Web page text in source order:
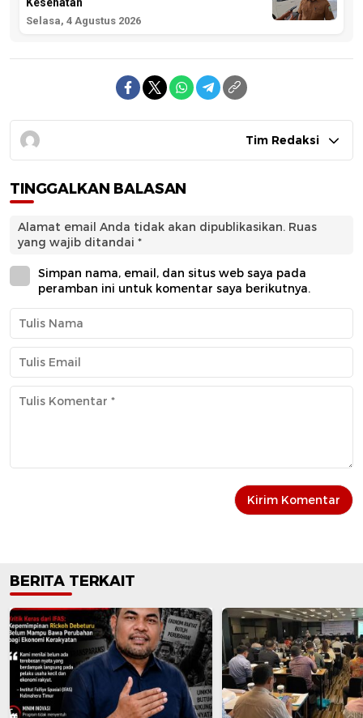
Selasa, 4 Agustus 2026
Tim Redaksi
TINGGALKAN BALASAN
Alamat email Anda tidak akan dipublikasikan. Ruas
yang wajib ditandai *
Simpan nama, email, dan situs web saya pada
peramban ini untuk komentar saya berikutnya.
BERITA TERKAIT